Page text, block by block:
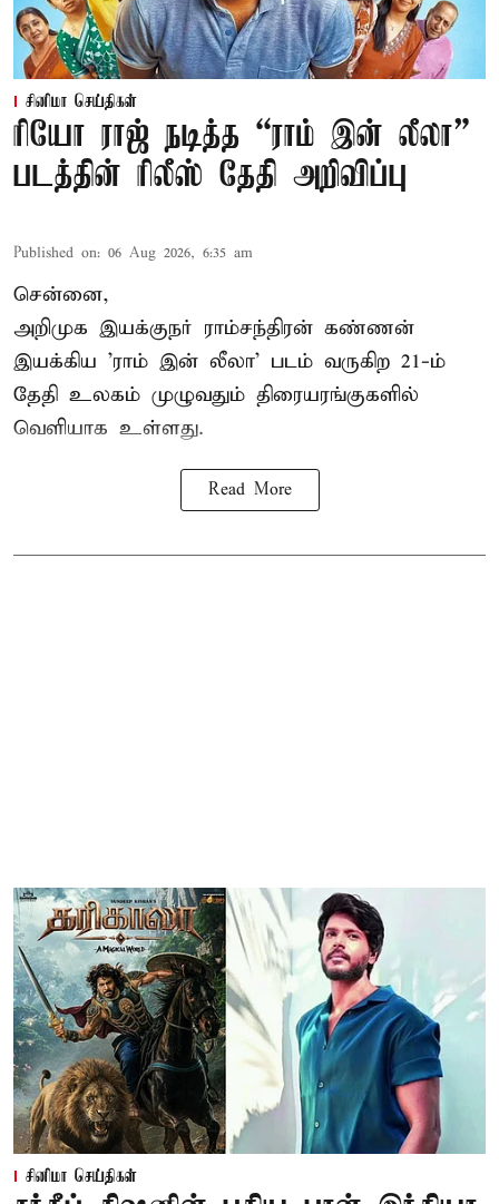
சினிமா செய்திகள்
ரியோ ராஜ் நடித்த “ராம் இன் லீலா”
படத்தின் ரிலீஸ் தேதி அறிவிப்பு
Published on: 06 Aug 2026, 6:35 am
சென்னை,
அறிமுக இயக்குநர் ராம்சந்திரன் கண்ணன்
இயக்கிய 'ராம் இன் லீலா' படம் வருகிற 21-ம்
தேதி உலகம் முழுவதும் திரையரங்குகளில்
வெளியாக உள்ளது.
Read More
சினிமா செய்திகள்